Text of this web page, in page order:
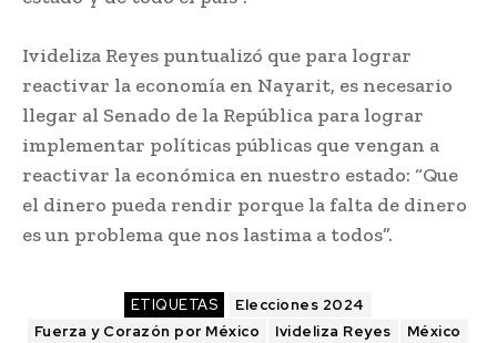
Ivideliza Reyes puntualizó que para lograr
reactivar la economía en Nayarit, es necesario
llegar al Senado de la República para lograr
implementar políticas públicas que vengan a
reactivar la económica en nuestro estado: “Que
el dinero pueda rendir porque la falta de dinero
es un problema que nos lastima a todos”.
ETIQUETAS
Elecciones 2024
Fuerza y Corazón por México
Ivideliza Reyes
México